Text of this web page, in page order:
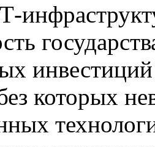
которых